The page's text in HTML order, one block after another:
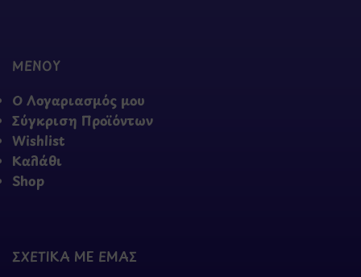
ΜΕΝΟΥ
Ο Λογαριασμός μου
Σύγκριση Προϊόντων
Wishlist
Καλάθι
Shop
ΣΧΕΤΙΚΑ ΜΕ ΕΜΑΣ